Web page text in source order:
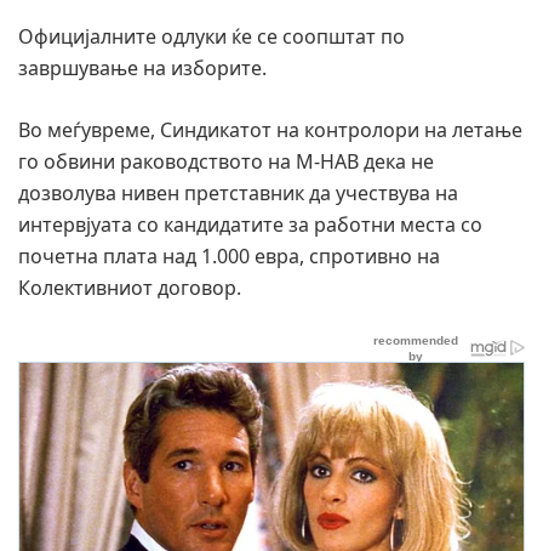
Официјалните одлуки ќе се соопштат по
завршување на изборите.
Во меѓувреме, Синдикатот на контролори на летање
го обвини раководството на М-НАВ дека не
дозволува нивен претставник да учествува на
интервјуата со кандидатите за работни места со
почетна плата над 1.000 евра, спротивно на
Колективниот договор.